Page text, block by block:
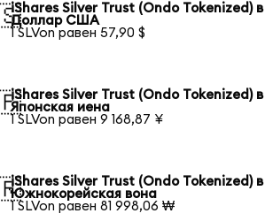
iShares Silver Trust (Ondo Tokenized) в
Доллар США
1 SLVon равен 57,90 $
iShares Silver Trust (Ondo Tokenized) в
Японская иена
1 SLVon равен 9 168,87 ¥
iShares Silver Trust (Ondo Tokenized) в
Южнокорейская вона
1 SLVon равен 81 998,06 ₩